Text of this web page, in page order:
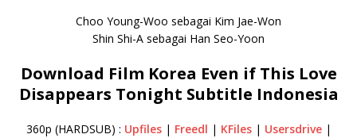
Choo Young-Woo sebagai Kim Jae-Won
Shin Shi-A sebagai Han Seo-Yoon
Download Film Korea Even if This Love
Disappears Tonight Subtitle Indonesia
360p (HARDSUB) : Upfiles| Freedl | KFiles| Usersdrive|